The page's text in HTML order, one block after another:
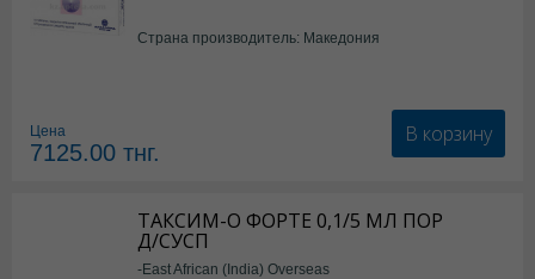
Страна производитель: Македония
Цена
7125.00 тнг.
В корзину
ТАКСИМ-О ФОРТЕ 0,1/5 МЛ ПОР
Д/СУСП
-East African (India) Overseas